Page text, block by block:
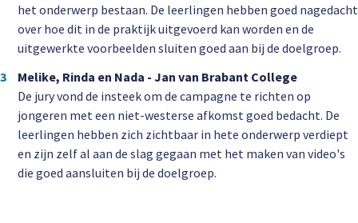
het onderwerp bestaan. De leerlingen hebben goed nagedacht
over hoe dit in de praktijk uitgevoerd kan worden en de
uitgewerkte voorbeelden sluiten goed aan bij de doelgroep.
Melike, Rinda en Nada - Jan van Brabant College
De jury vond de insteek om de campagne te richten op
jongeren met een niet-westerse afkomst goed bedacht. De
leerlingen hebben zich zichtbaar in hete onderwerp verdiept
en zijn zelf al aan de slag gegaan met het maken van video's
die goed aansluiten bij de doelgroep.